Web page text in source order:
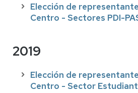
Elección de
Centro - Sectores PDI-
2019
Elección de
Centro - Sector